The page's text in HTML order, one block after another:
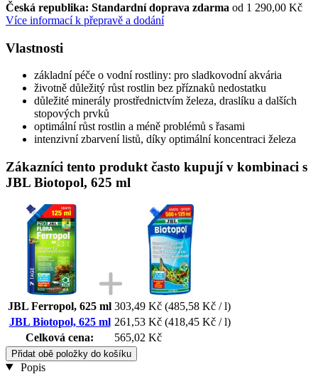
Česká republika: Standardní doprava zdarma od 1 290,00 Kč
Více informací k přepravě a dodání
Vlastnosti
základní péče o vodní rostliny: pro sladkovodní akvária
životně důležitý růst rostlin bez příznaků nedostatku
důležité minerály prostřednictvím železa, draslíku a dalších
stopových prvků
optimální růst rostlin a méně problémů s řasami
intenzivní zbarvení listů, díky optimální koncentraci železa
Zákazníci tento produkt často kupují v kombinaci s
JBL Biotopol, 625 ml
JBL Ferropol, 625 ml 303,49 Kč (485,58 Kč / l)
JBL Biotopol, 625 ml 261,53 Kč (418,45 Kč / l)
Celková cena:
565,02 Kč
Přidat obě položky do košíku
Popis